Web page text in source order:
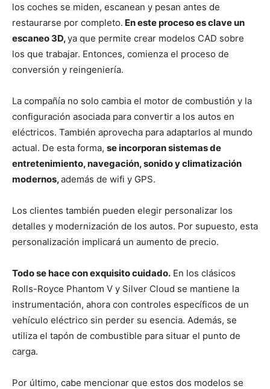
los coches se miden, escanean y pesan antes de
restaurarse por completo. En este proceso es clave un
escaneo 3D,ya que permite crear modelos CAD sobre
los que trabajar. Entonces, comienza el proceso de
conversión y reingeniería.
La compañía no solo cambia el motor de combustión y la
configuración asociada para convertir a los autos en
eléctricos. También aprovecha para adaptarlos al mundo
actual. De esta forma, se incorporan sistemas de
entretenimiento, navegación, sonido y climatización
modernos,además de wifi y GPS.
Los clientes también pueden elegir personalizar los
detalles y modernización de los autos. Por supuesto, esta
personalización implicará un aumento de precio.
Todo se hace con exquisito cuidado. En los clásicos
Rolls-Royce Phantom V y Silver Cloud se mantiene la
instrumentación, ahora con controles específicos de un
vehículo eléctrico sin perder su esencia. Además, se
utiliza el tapón de combustible para situar el punto de
carga.
Por último, cabe mencionar que estos dos modelos se